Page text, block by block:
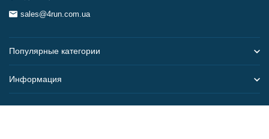
sales@4run.com.ua
Популярные категории
Информация